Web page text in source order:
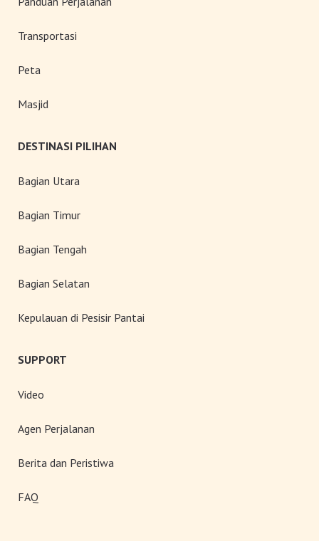
Transportasi
Peta
Masjid
DESTINASI PILIHAN
Bagian Utara
Bagian Timur
Bagian Tengah
Bagian Selatan
Kepulauan di Pesisir Pantai
SUPPORT
Video
Agen Perjalanan
Berita dan Peristiwa
FAQ